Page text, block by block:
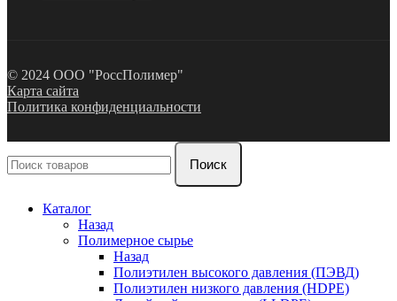
© 2024 ООО "РоссПолимер"
Карта сайта
Политика конфиденциальности
Поиск
Каталог
Назад
Полимерное сырье
Назад
Полиэтилен высокого давления (ПЭВД)
Полиэтилен низкого давления (HDPE)